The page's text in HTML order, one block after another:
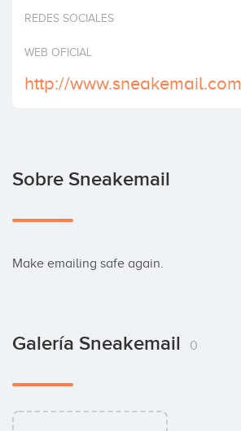
Invertir
REDES SOCIALES
WEB OFICIAL
http://www.sneakemail.com
Sobre Sneakemail
Make emailing safe again.
Galería Sneakemail 0